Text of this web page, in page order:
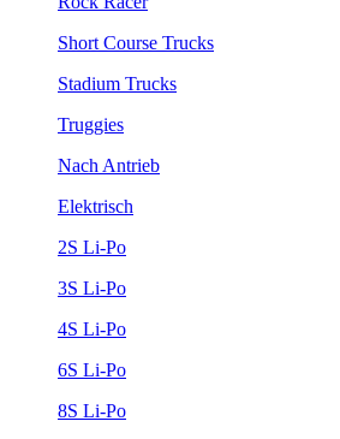
Short Course Trucks
Stadium Trucks
Truggies
Nach Antrieb
Elektrisch
2S Li-Po
3S Li-Po
4S Li-Po
6S Li-Po
8S Li-Po